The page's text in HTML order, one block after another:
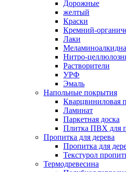
Дорожные
желтый
Краски
Кремний-
Лаки
Нитро-
Растворители
УРФ
Эмаль
Напольные покрытия
Кварцвиниловая
Ламинат
Паркетная доска
Плитка ПВХ для
Пропитка для дерева
Пропитка для
Текстурол
Термодревесина